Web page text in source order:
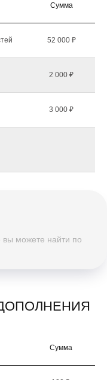
Сумма
52 000 ₽
2 000 ₽
3 000 ₽
можете найти по
Сумма